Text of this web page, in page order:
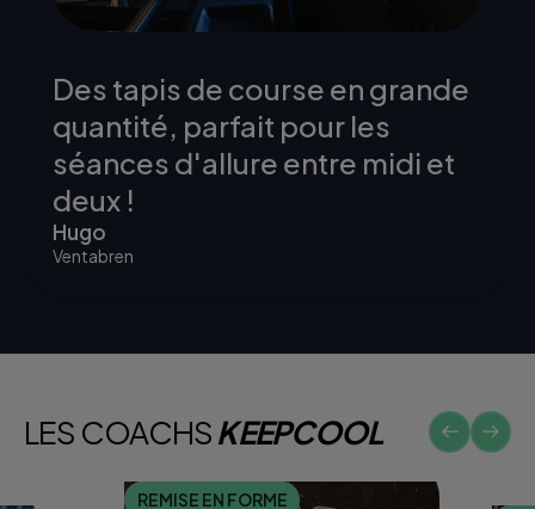
Des tapis de course en grande
quantité, parfait pour les
séances d'allure entre midi et
deux !
Hugo
Ventabren
LES COACHSKEEPCOOL
REMISE EN FORME